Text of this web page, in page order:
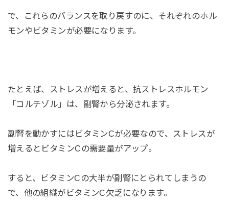
で、これらのバランスを取り戻すのに、それぞれのホル
モンやビタミンが必要になります。
たとえば、ストレスが増えると、抗ストレスホルモン
「コルチゾル」は、副腎から分泌されます。
副腎を動かすにはビタミンCが必要なので、ストレスが
増えるとビタミンCの需要量がアップ。
すると、ビタミンCの大半が副腎にとられてしまうの
で、他の組織がビタミンC欠乏になります。